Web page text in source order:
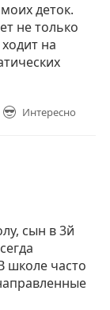
деток.
не только
на
Интересно
сын в 3й
школе часто